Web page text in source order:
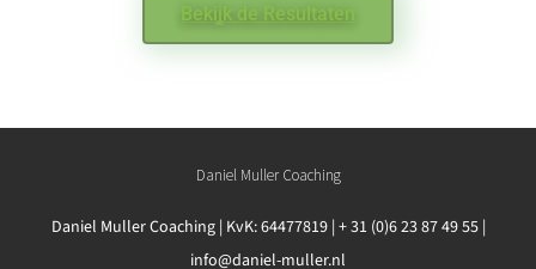
Bekijk de Resultaten
Daniel Muller Coaching
Daniel Muller Coaching | KvK: 64477819 | + 31 (0)6 23 87 49 55 |
info@daniel-muller.nl